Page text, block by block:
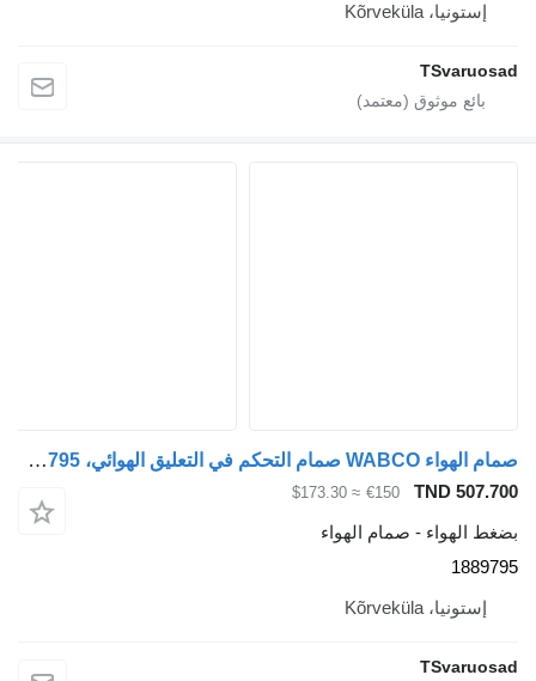
إستونيا، Kõrveküla
صمام الهواء WABCO صمام التحكم في التعليق الهوائي، Ecas 1889795 لـ السيارات القاطرة Scania G440
TND
€150
≈ $173.30
الهواء - صمام الهواء
إستونيا، Kõrveküla